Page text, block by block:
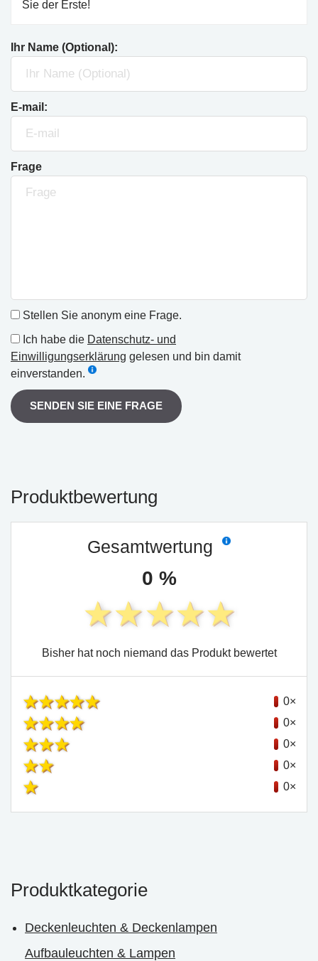
Sie der Erste!
Ihr Name (Optional):
E-mail:
Frage
Stellen Sie anonym eine Frage.
Ich habe die Datenschutz- und
Einwilligungserklärung gelesen und bin damit
einverstanden.
SENDEN SIE EINE FRAGE
Produktbewertung
Gesamtwertung
0 %
Bisher hat noch niemand das Produkt bewertet
0×
0×
0×
0×
0×
Produktkategorie
Deckenleuchten & Deckenlampen
Aufbauleuchten & Lampen